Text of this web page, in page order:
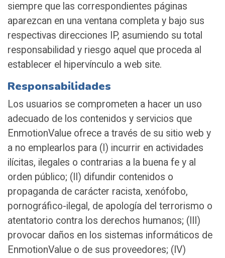
siempre que las correspondientes páginas
aparezcan en una ventana completa y bajo sus
respectivas direcciones IP, asumiendo su total
responsabilidad y riesgo aquel que proceda al
establecer el hipervínculo a web site.
Responsabilidades
Los usuarios se comprometen a hacer un uso
adecuado de los contenidos y servicios que
EnmotionValue ofrece a través de su sitio web y
a no emplearlos para (I) incurrir en actividades
ilícitas, ilegales o contrarias a la buena fe y al
orden público; (II) difundir contenidos o
propaganda de carácter racista, xenófobo,
pornográfico-ilegal, de apología del terrorismo o
atentatorio contra los derechos humanos; (III)
provocar daños en los sistemas informáticos de
EnmotionValue o de sus proveedores; (IV)